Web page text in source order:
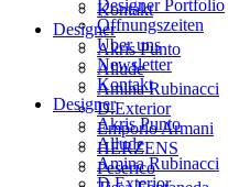
Kontakt
Designer
Akris Punto
Allude
Amina Rubinacci
D.Exterior
Emporio Armani
HERZENS
Peserico
Designer Portfolio
Öffnungszeiten
Über uns
Newsletter
Kontakt
Designer
Akris Punto
Allude
Amina Rubinacci
D.Exterior